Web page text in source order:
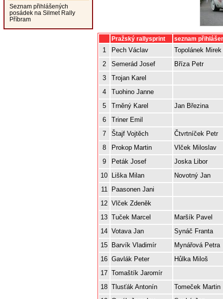
Seznam přihlášených
posádek na Silmet Rally
Příbram
Pražský rallysprint seznam
1 Pech Václav
Topolánek Mirek
2
Semerád Josef
Bříza Petr
3
Trojan Karel
4
Tuohino Janne
5
Trněný Karel
Jan Březina
6
Triner Emil
7
Štajf Vojtěch
Čtvrtníček Petr
8
Prokop Martin
Vlček Miloslav
9
Peták Josef
Joska Libor
10
Liška Milan
Novotný Jan
11
Paasonen Jani
12 Vlček Zdeněk
13 Tuček Marcel
Maršík Pavel
14 Votava Jan
Synáč Franta
15
Barvík Vladimír
Mynářová Petra
16 Gavlák Peter
Hůlka Miloš
17 Tomaštík Jaromír
18 Tlusťák Antonín
Tomeček Martin